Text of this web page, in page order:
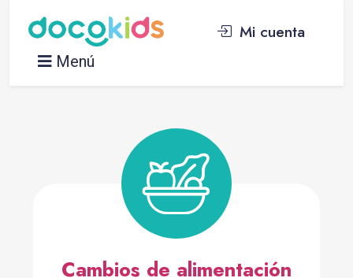
Mi cuenta
Menú
Cambios de alimentación